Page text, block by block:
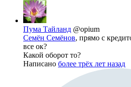
Пума Тайланд @opium
Семён Семёнов, прямо с
все ок?
Какой оборот то?
Написано более трёх лет назад